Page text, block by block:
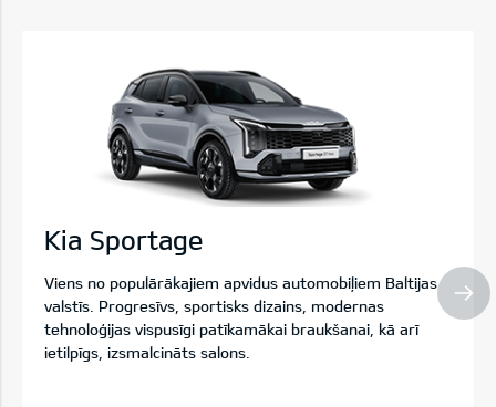
Kia Sportage
Viens no populārākajiem apvidus automobiļiem Baltijas
valstīs. Progresīvs, sportisks dizains, modernas
tehnoloģijas vispusīgi patīkamākai braukšanai, kā arī
ietilpīgs, izsmalcināts salons.